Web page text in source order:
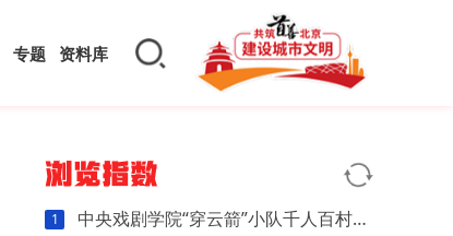
专题 资料库
浏览指数
1 中央戏剧学院“穿云箭”小队千人百村暑期实践：红色文化可感可触，文创“小楼”萌动山乡